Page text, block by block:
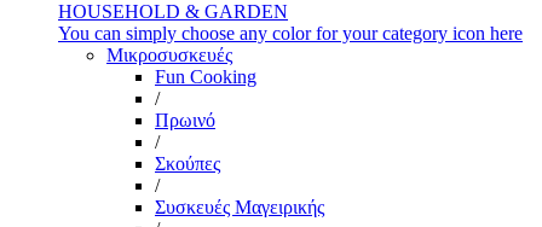
HOUSEHOLD & GARDEN
You can simply choose any color for your category icon here
Μικροσυσκευές
Fun Cooking
/
Πρωινό
/
Σκούπες
/
Συσκευές Μαγειρικής